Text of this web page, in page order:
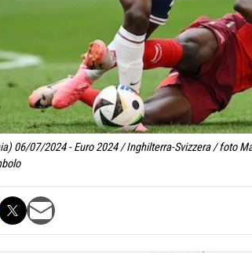
06/07/2024 - Euro 2024 / Inghilterra-Svizzera / foto